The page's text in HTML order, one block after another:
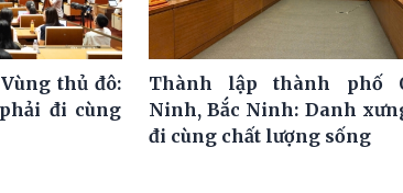
thủ đô:
đi cùng
Thành lập thành phố
Ninh, Bắc Ninh: Danh
đi cùng chất lượng sống